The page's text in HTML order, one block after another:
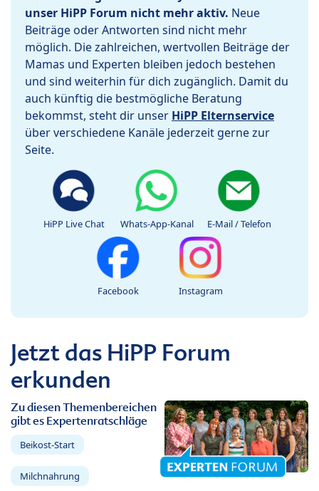
unser HiPP Forum nicht mehr aktiv. Neue
Beiträge oder Antworten sind nicht mehr
möglich. Die zahlreichen, wertvollen Beiträge der
Mamas und Experten bleiben jedoch bestehen
und sind weiterhin für dich zugänglich. Damit du
auch künftig die bestmögliche Beratung
bekommst, steht dir unser HiPP Elternservice
über verschiedene Kanäle jederzeit gerne zur
Seite.
HiPP Live Chat Whats-App-Kanal E-Mail / Telefon
Facebook Instagram
Jetzt das HiPP Forum
erkunden
Zu diesen Themenbereichen
gibt es Expertenratschläge
Beikost-Start
Milchnahrung